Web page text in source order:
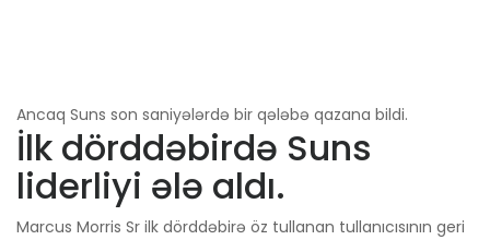
Ancaq Suns son saniyələrdə bir qələbə qazana bildi.
İlk dörddəbirdə Suns
liderliyi ələ aldı.
Marcus Morris Sr ilk dörddəbirə öz tullanan tullanıcısının geri